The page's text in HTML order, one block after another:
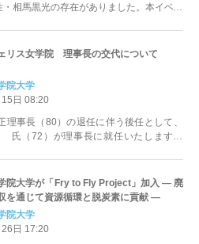
相馬黒光の存在がありました。本イベン
リス女学院 理事長の交代について
院大学
日 08:20
事長（80）の退任に伴う後任として、
（72）が理事長に就任いたします。
院大学が「Fry to Fly Project」加入 ― 廃
を通じて資源循環と脱炭素に貢献 ―
院大学
日 17:20